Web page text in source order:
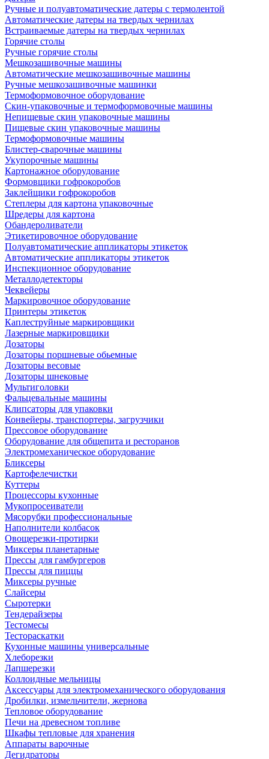
Ручные и полуавтоматические датеры с термолентой
Автоматические датеры на твердых чернилах
Встраиваемые датеры на твердых чернилах
Горячие столы
Ручные горячие столы
Мешкозашивочные машины
Автоматические мешкозашивочные машины
Ручные мешкозашивочные машинки
Термоформовочное оборудование
Скин-упаковочные и термоформовочные машины
Непищевые скин упаковочные машины
Пищевые скин упаковочные машины
Термоформовочные машины
Блистер-сварочные машины
Укупорочные машины
Картонажное оборудование
Формовщики гофрокоробов
Заклейщики гофрокоробов
Степлеры для картона упаковочные
Шредеры для картона
Обандероливатели
Этикетировочное оборудование
Полуавтоматические аппликаторы этикеток
Автоматические аппликаторы этикеток
Инспекционное оборудование
Металлодетекторы
Чеквейеры
Маркировочное оборудование
Принтеры этикеток
Каплеструйные маркировщики
Лазерные маркировщики
Дозаторы
Дозаторы поршневые обьемные
Дозаторы весовые
Дозаторы шнековые
Мультиголовки
Фальцевальные машины
Клипсаторы для упаковки
Конвейеры, транспортеры, загрузчики
Прессовое оборудование
Оборудование для общепита и ресторанов
Электромеханическое оборудование
Бликсеры
Картофелечистки
Куттеры
Процессоры кухонные
Мукопросеиватели
Мясорубки профессиональные
Наполнители колбасок
Овощерезки-протирки
Миксеры планетарные
Прессы для гамбургеров
Прессы для пиццы
Миксеры ручные
Слайсеры
Сыротерки
Тендерайзеры
Тестомесы
Тестораскатки
Кухонные машины универсальные
Хлеборезки
Лапшерезки
Коллоидные мельницы
Аксессуары для электромеханического оборудования
Дробилки, измельчители, жернова
Тепловое оборудование
Печи на древесном топливе
Шкафы тепловые для хранения
Аппараты варочные
Дегидраторы